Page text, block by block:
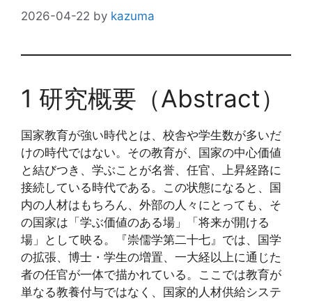
2026-04-22 by kazuma
1 研究概要（Abstract）
国家教育が強い時代とは、校舎や学生数が多いだ
けの時代ではない。その教育が、国家の中心価値
と結びつき、学ぶことが名誉、任官、上昇経路に
接続している時代である。この状態になると、国
内の人材はもちろん、外部の人々にとっても、そ
の国家は「学ぶ価値のある場」「将来が開ける
場」として映る。『崇儒学第二十七』では、国学
の拡張、博士・学生の増置、一大経以上に通じた
者の任官が一体で描かれている。ここでは教育が
単なる教養付与ではなく、国家的人材供給システ